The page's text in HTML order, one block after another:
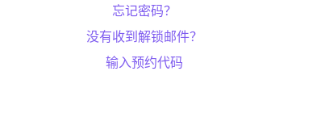
忘记密码？
没有收到解锁邮件？
输入预约代码